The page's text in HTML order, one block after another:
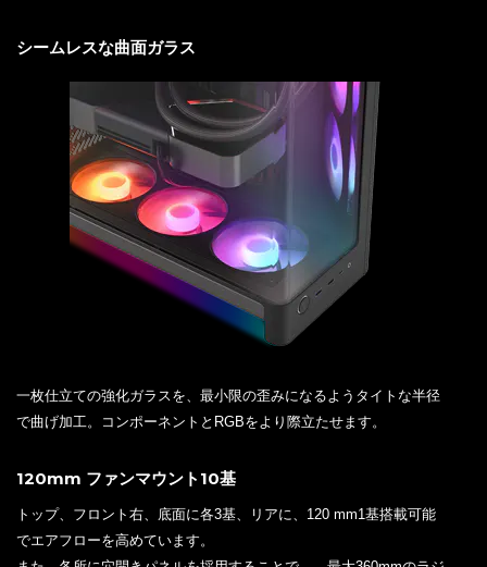
シームレスな曲面ガラス
一枚仕立ての強化ガラスを、最小限の歪みになるようタイトな半径
で曲げ加工。コンポーネントとRGBをより際立たせます。
120mm ファンマウント10基
トップ、フロント右、底面に各3基、リアに、120 mm1基搭載可能
でエアフローを高めています。